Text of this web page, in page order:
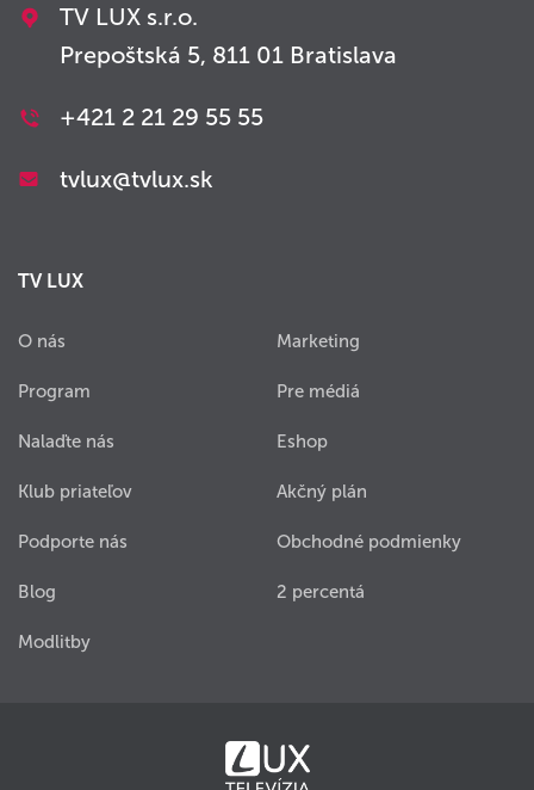
TV LUX s.r.o.
Prepoštská 5, 811 01 Bratislava
+421 2 21 29 55 55
tvlux@tvlux.sk
TV LUX
O nás
Program
Nalaďte nás
Klub priateľov
Podporte nás
Blog
Modlitby
Marketing
Pre médiá
Eshop
Akčný plán
Obchodné podmienky
2 percentá